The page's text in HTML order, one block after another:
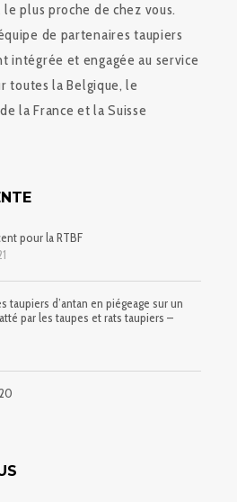
plus proche de chez vous.
de partenaires taupiers
intégrée et engagée au service
toutes la Belgique, le
la France et la Suisse
pour la RTBF
taupiers d’antan en piégeage sur un
par les taupes et rats taupiers –